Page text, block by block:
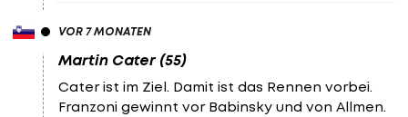
VOR 7 MONATEN
Martin Cater (55)
Cater ist im Ziel. Damit ist das Rennen vorbei.
Franzoni gewinnt vor Babinsky und von Allmen.